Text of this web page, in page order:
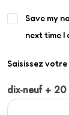
Save my
next time I
Saisissez
dix-neuf + 20